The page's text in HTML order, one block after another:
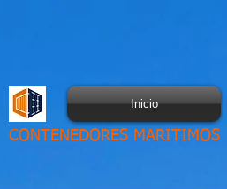
Inicio
CONTENEDORES MARITIMOS